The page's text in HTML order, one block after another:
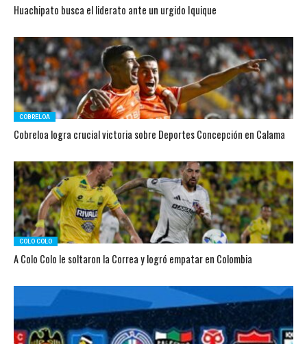
Huachipato busca el liderato ante un urgido Iquique
COBRELOA
Cobreloa logra crucial victoria sobre Deportes Concepción en Calama
COLO COLO
A Colo Colo le soltaron la Correa y logró empatar en Colombia